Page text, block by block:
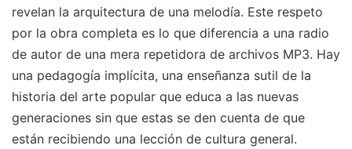
revelan la arquitectura de una melodía. Este respeto
por la obra completa es lo que diferencia a una radio
de autor de una mera repetidora de archivos MP3. Hay
una pedagogía implícita, una enseñanza sutil de la
historia del arte popular que educa a las nuevas
generaciones sin que estas se den cuenta de que
están recibiendo una lección de cultura general.